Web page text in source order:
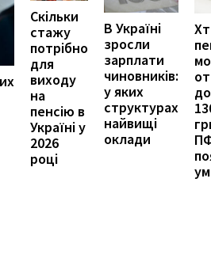
Скільки
стажу
потрібно
для
виходу
на
пенсію в
Україні у
2026
році
В Україні
зросли
зарплати
чиновників:
у яких
структурах
найвищі
оклади